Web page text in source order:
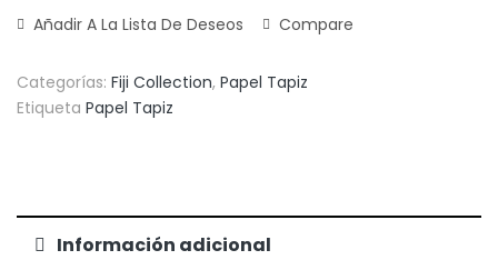
Añadir A La Lista De Deseos Compare
Categorías: Fiji Collection, Papel Tapiz
Etiqueta Papel Tapiz
Información adicional